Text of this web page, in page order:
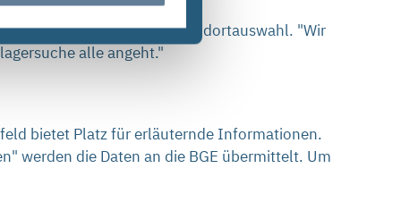
Tietze, Bereichsleiter Standortauswahl. "Wir
alle angeht."
bietet Platz für erläuternde Informationen.
werden die Daten an die BGE übermittelt. Um